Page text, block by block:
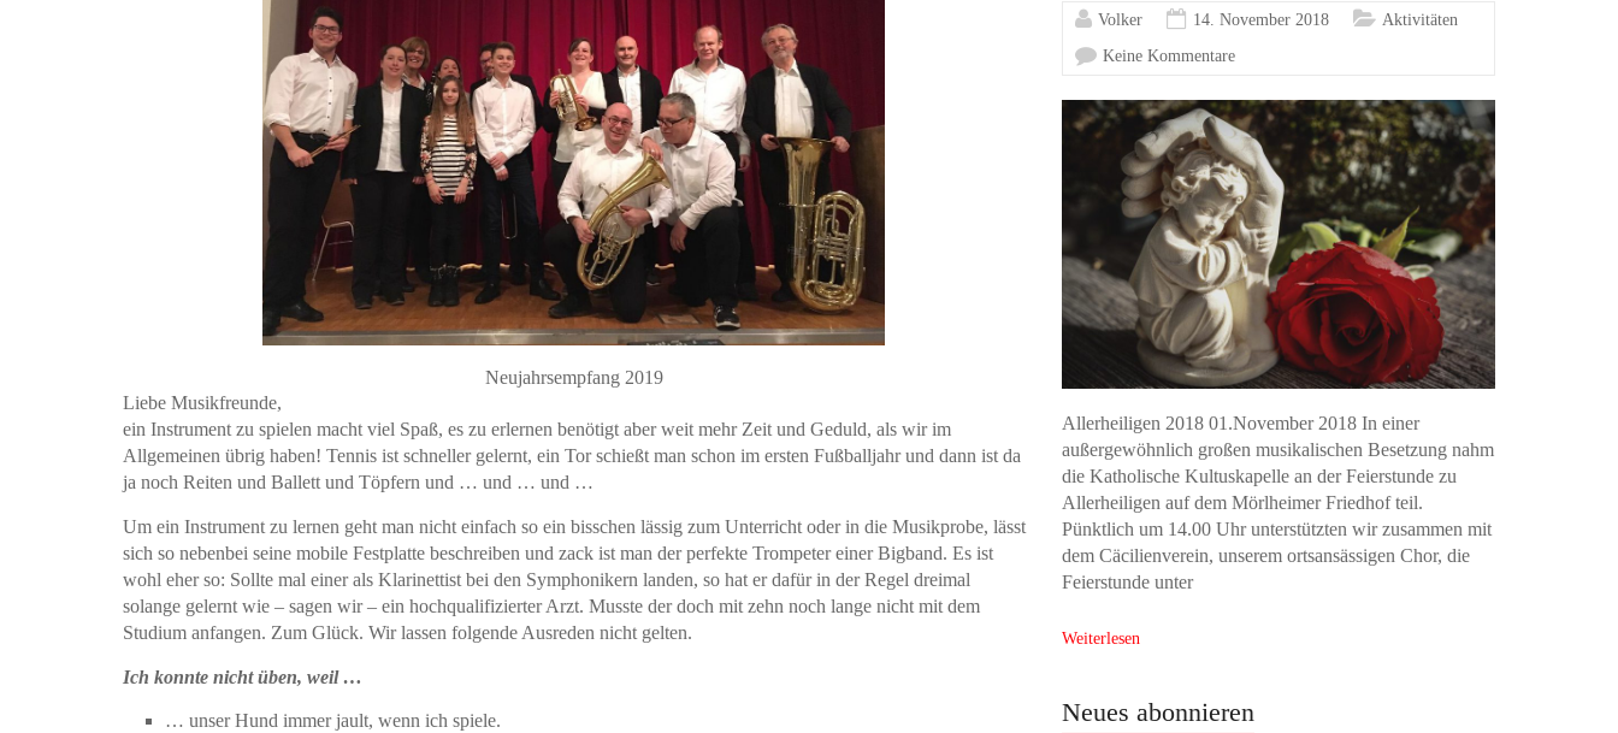
Neujahrsempfang 2019
Liebe Musikfreunde,
ein Instrument zu spielen macht viel Spaß, es zu erlernen benötigt aber weit mehr Zeit und Geduld, als wir im
Allgemeinen übrig haben! Tennis ist schneller gelernt, ein Tor schießt man schon im ersten Fußballjahr und dann ist da
ja noch Reiten und Ballett und Töpfern und … und … und …
Um ein Instrument zu lernen geht man nicht einfach so ein bisschen lässig zum Unterricht oder in die Musikprobe, lässt
sich so nebenbei seine mobile Festplatte beschreiben und zack ist man der perfekte Trompeter einer Bigband. Es ist
wohl eher so: Sollte mal einer als Klarinettist bei den Symphonikern landen, so hat er dafür in der Regel dreimal
solange gelernt wie – sagen wir – ein hochqualifizierter Arzt. Musste der doch mit zehn noch lange nicht mit dem
Studium anfangen. Zum Glück. Wir lassen folgende Ausreden nicht gelten.
Ich konnte nicht üben, weil …
… unser Hund immer jault, wenn ich spiele.
Volker 14. November 2018
Aktivitäten
Keine Kommentare
Allerheiligen 2018 01.November 2018 In einer
außergewöhnlich großen musikalischen Besetzung nahm
die Katholische Kultuskapelle an der Feierstunde zu
Allerheiligen auf dem Mörlheimer Friedhof teil.
Pünktlich um 14.00 Uhr unterstützten wir zusammen mit
dem Cäcilienverein, unserem ortsansässigen Chor, die
Feierstunde unter
Weiterlesen
Neues abonnieren